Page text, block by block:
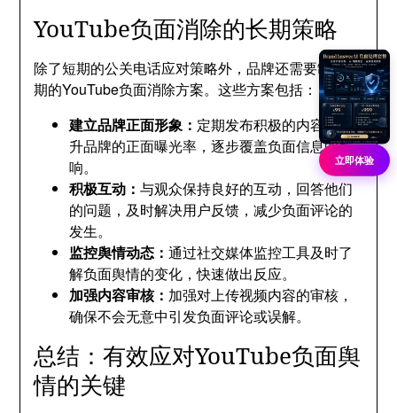
YouTube负面消除的长期策略
除了短期的公关电话应对策略外，品牌还需要制定长
期的YouTube负面消除方案。这些方案包括：
建立品牌正面形象： 定期发布积极的内容，提
升品牌的正面曝光率，逐步覆盖负面信息的影
响。
积极互动：与观众保持良好的互动，回答他们
的问题，及时解决用户反馈，减少负面评论的
发生。
监控舆情动态：通过社交媒体监控工具及时了
解负面舆情的变化，快速做出反应。
加强内容审核： 加强对上传视频内容的审核，
确保不会无意中引发负面评论或误解。
总结：有效应对YouTube负面舆
情的关键
立即体验